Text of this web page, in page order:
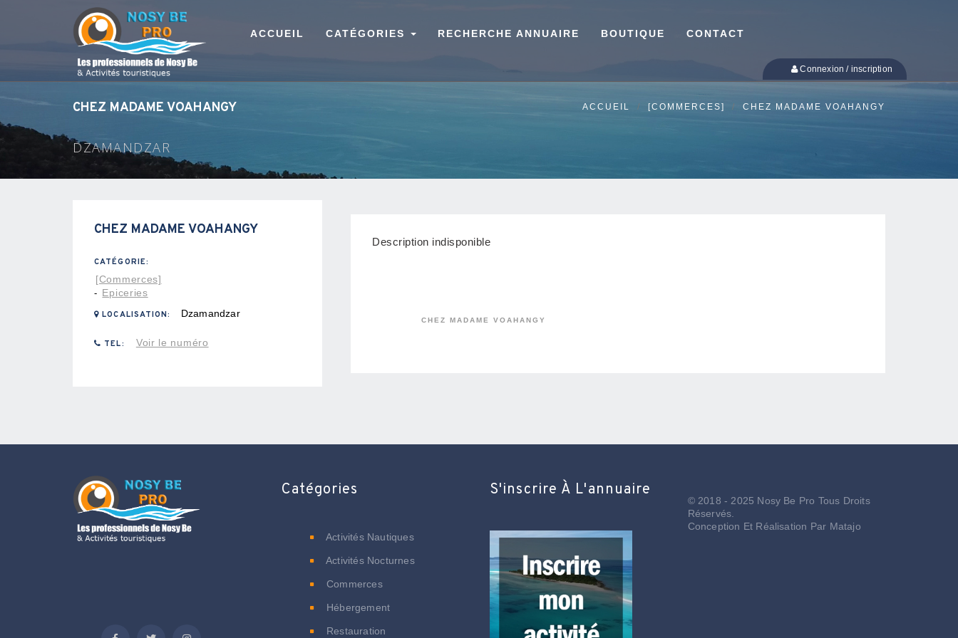
ACCUEIL CATÉGORIES RECHERCHE ANNUAIRE BOUTIQUE CONTACT
Connexion / inscription
CHEZ MADAME VOAHANGY
DZAMANDZAR
ACCUEIL [COMMERCES] CHEZ MADAME VOAHANGY
CHEZ MADAME VOAHANGY
CATÉGORIE:
[Commerces]
- Epiceries
LOCALISATION: Dzamandzar
TEL: Voir le numéro
Description indisponible
CHEZ MADAME VOAHANGY
Catégories
Activités Nautiques
Activités Nocturnes
Commerces
Hébergement
Restauration
S'inscrire À L'annuaire
© 2018 - 2025 Nosy Be Pro Tous Droits
Réservés.
Conception Et Réalisation Par Matajo